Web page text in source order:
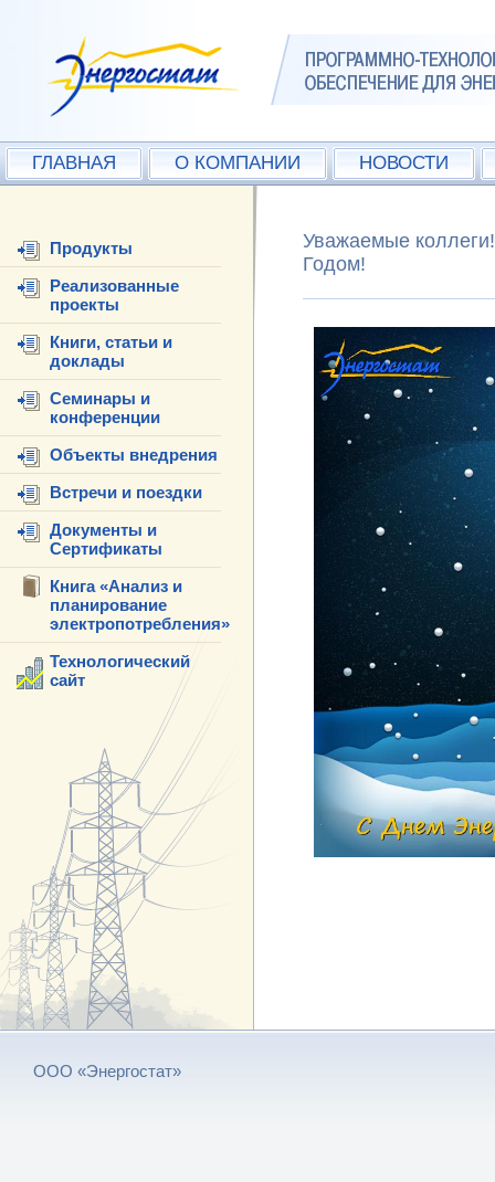
ГЛАВНАЯ О КОМПАНИИ НОВОСТИ
Продукты
Реализованные
проекты
Книги, статьи и
доклады
Семинары и
конференции
Объекты внедрения
Встречи и поездки
Документы и
Сертификаты
Книга «Анализ и
планирование
электропотребления»
Технологический
сайт
Уважаемые
Годом!
ООО «Энергостат»